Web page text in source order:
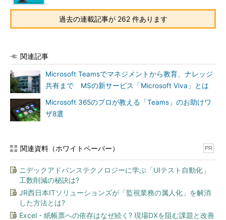
過去の連載記事が 262 件あります
関連記事
Microsoft Teamsでマネジメントから教育、ナレッジ
共有まで MSの新サービス「Microsoft Viva」とは
Microsoft 365のプロが教える「Teams」のお助けワ
ザ8選
関連資料（ホワイトペーパー） PR
ニデックアドバンステクノロジーに学ぶ「UIテスト自動化」
工数削減の秘訣は?
JR西日本ITソリューションズが「監視業務の属人化」を解消
した方法とは?
Excel・紙帳票への依存はなぜ続く? 現場DXを阻む課題と改善